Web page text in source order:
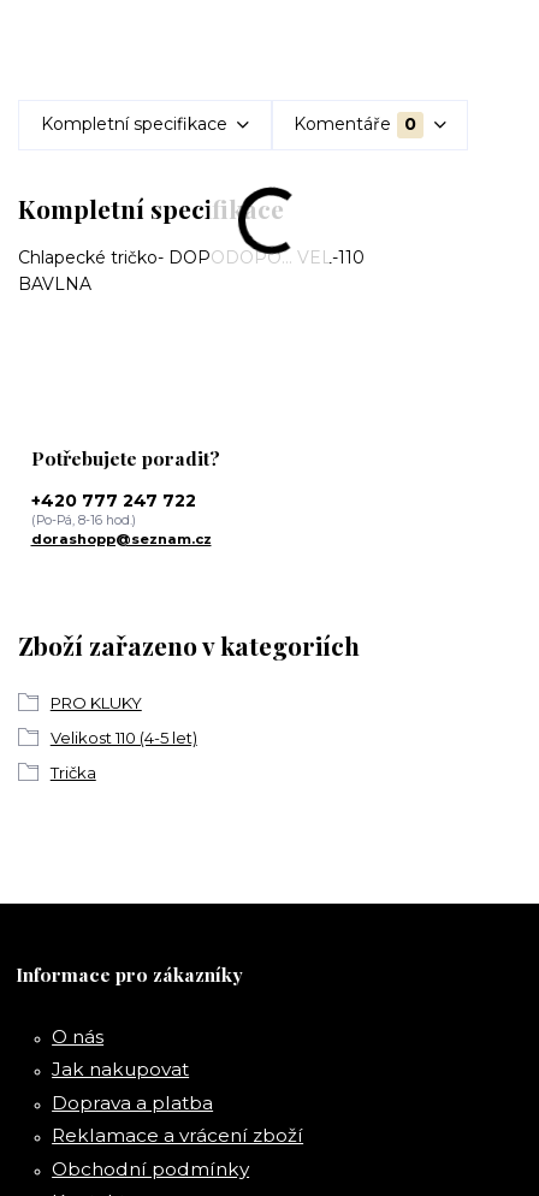
Kompletní specifikace Komentáře 0
Kompletní specifikace
Chlapecké tričko- DOPODOPO... VEL-110
BAVLNA
Zboží zařazeno v kategoriích
PRO KLUKY
Velikost 110 (4-5 let)
Trička
Potřebujete poradit?
+420 777 247 722
(Po-Pá, 8-16 hod.)
dorashopp@seznam.cz
Informace pro zákazníky
O nás
Jak nakupovat
Doprava a platba
Reklamace a vrácení zboží
Obchodní podmínky